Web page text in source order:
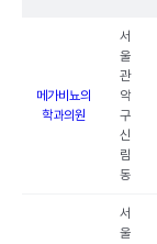
메가비뇨의
학과의원
서
울
관
악
구
신
림
동
서
울